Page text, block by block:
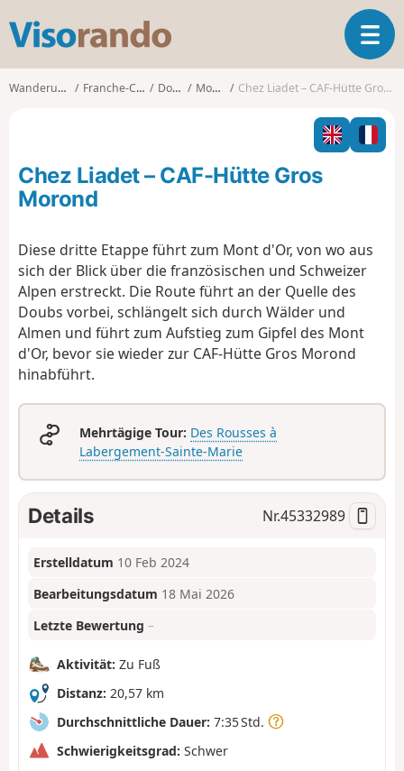
s
o
o
T
o
g
l
n
a
Wanderungen Franche-Comté Doubs Mouthe Chez Liadet – CAF-Hütte Gros Morond
Chez Liadet – CAF-Hütte Gros
Morond
Diese dritte Etappe führt zum Mont d'Or, von wo aus
sich der Blick über die französischen und Schweizer
Alpen erstreckt. Die Route führt an der Quelle des
Doubs vorbei, schlängelt sich durch Wälder und
Almen und führt zum Aufstieg zum Gipfel des Mont
d'Or, bevor sie wieder zur CAF-Hütte Gros Morond
hinabführt.
Mehrtägige Tour: Des Rousses à
Labergement-Sainte-Marie
Details Nr.45332989
Erstelldatum 10 Feb 2024
Bearbeitungsdatum 18 Mai 2026
Letzte Bewertung –
Aktivität: Zu Fuß
Distanz: 20,57 km
Durchschnittliche Dauer: 7:35 Std.
Schwierigkeitsgrad: Schwer